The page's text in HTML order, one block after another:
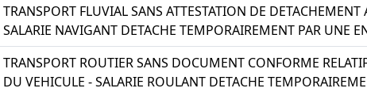
TRANSPORT FLUVIAL SANS ATTESTATION DE
SALARIE NAVIGANT DETACHE TEMPORAIREMENT PAR UNE
TRANSPORT ROUTIER SANS DOCUMENT CONFORME
DU VEHICULE - SALARIE ROULANT DETACHE